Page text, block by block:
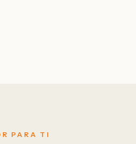
PARA TI